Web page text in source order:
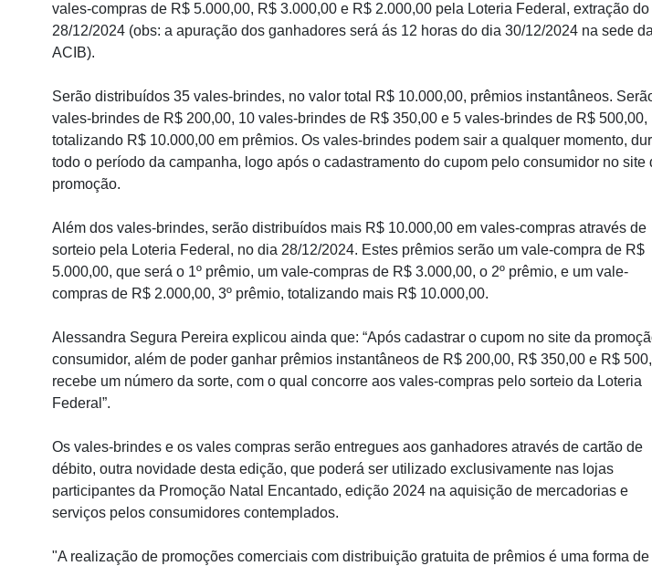
vales-compras de R$ 5.000,00, R$ 3.000,00 e R$ 2.000,00 pela Loteria Federal, extração do
28/12/2024 (obs: a apuração dos ganhadores será ás 12 horas do dia 30/12/2024 na sede da
ACIB).
Serão distribuídos 35 vales-brindes, no valor total R$ 10.000,00, prêmios instantâneos.
vales-brindes de R$ 200,00, 10 vales-brindes de R$ 350,00 e 5 vales-brindes de R$ 500,00,
totalizando R$ 10.000,00 em prêmios. Os vales-brindes podem sair a qualquer momento,
todo o período da campanha, logo após o cadastramento do cupom pelo consumidor no site
promoção.
Além dos vales-brindes, serão distribuídos mais R$ 10.000,00 em vales-compras através de
sorteio pela Loteria Federal, no dia 28/12/2024. Estes prêmios serão um vale-compra de R$
5.000,00, que será o 1º prêmio, um vale-compras de R$ 3.000,00, o 2º prêmio, e um vale-
compras de R$ 2.000,00, 3º prêmio, totalizando mais R$ 10.000,00.
Alessandra Segura Pereira explicou ainda que: “Após cadastrar o cupom no site da
consumidor, além de poder ganhar prêmios instantâneos de R$ 200,00, R$ 350,00 e R$
recebe um número da sorte, com o qual concorre aos vales-compras pelo sorteio da Loteria
Federal”.
Os vales-brindes e os vales compras serão entregues aos ganhadores através de cartão de
débito, outra novidade desta edição, que poderá ser utilizado exclusivamente nas lojas
participantes da Promoção Natal Encantado, edição 2024 na aquisição de mercadorias e
serviços pelos consumidores contemplados.
"A realização de promoções comerciais com distribuição gratuita de prêmios é uma forma de